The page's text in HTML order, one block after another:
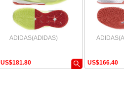
ADIDAS(ADIDAS)
US$181.80 US$166.40